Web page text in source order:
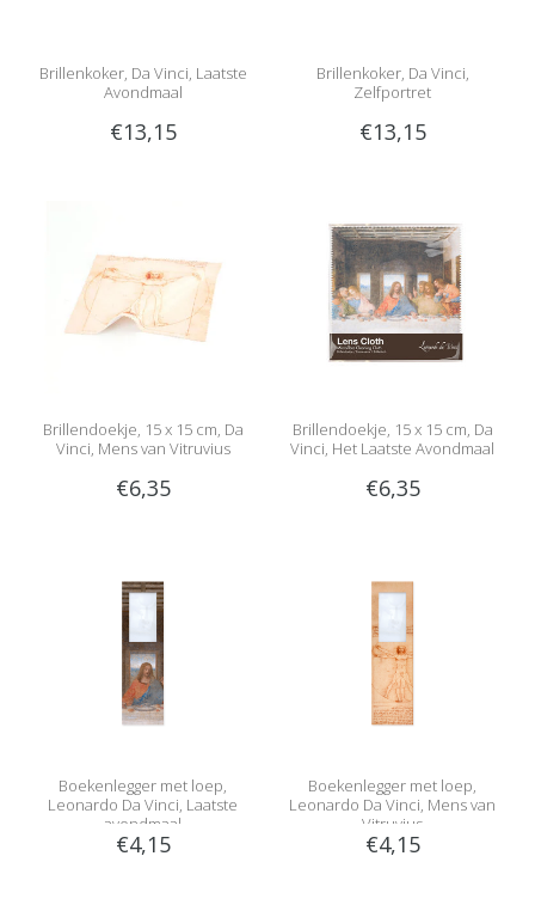
Brillenkoker, Da Vinci, Laatste
Avondmaal
€13,15
Brillenkoker, Da Vinci,
Zelfportret
€13,15
Brillendoekje, 15 x 15 cm, Da
Vinci, Mens van Vitruvius
€6,35
Brillendoekje, 15 x 15 cm, Da
Vinci, Het Laatste Avondmaal
€6,35
Boekenlegger met loep,
Leonardo Da Vinci, Laatste
avondmaal
€4,15
Boekenlegger met loep,
Leonardo Da Vinci, Mens van
Vitruvius
€4,15